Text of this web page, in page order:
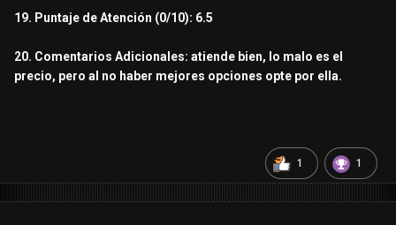
19. Puntaje de Atención (0/10): 6.5
20. Comentarios Adicionales: atiende bien, lo malo es el
precio, pero al no haber mejores opciones opte por ella.
1 1